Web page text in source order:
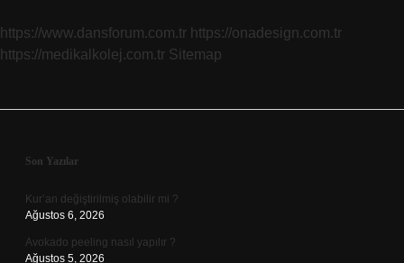
https://www.dansforum.com.tr https://onadesign.com.tr
https://medikalkolej.com.tr Sitemap
Sidebar
Son Yazılar
Kur’an değiştirilmiş olabilir mi ?
Ağustos 6, 2026
Avokado peeling nasıl yapılır ?
Ağustos 5, 2026